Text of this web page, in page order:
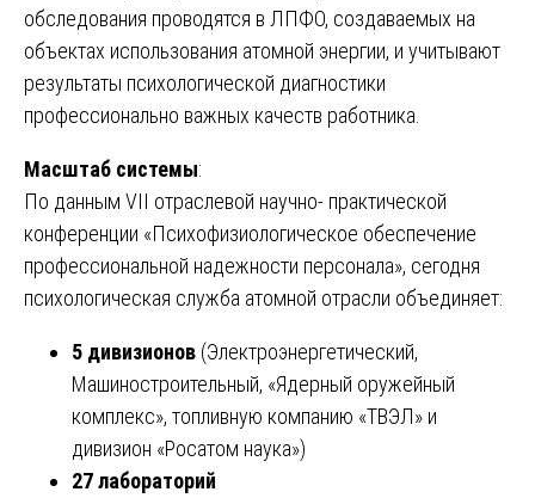
обследования проводятся в ЛПФО, создаваемых на
объектах использования атомной энергии, и учитывают
результаты психологической диагностики
профессионально важных качеств работника.
Масштаб системы:
По данным VII отраслевой научно- практической
конференции «Психофизиологическое обеспечение
профессиональной надежности персонала», сегодня
психологическая служба атомной отрасли объединяет:
5 дивизионов (Электроэнергетический,
Машиностроительный, «Ядерный оружейный
комплекс», топливную компанию «ТВЭЛ» и
дивизион «Росатом наука»)
27 лабораторий